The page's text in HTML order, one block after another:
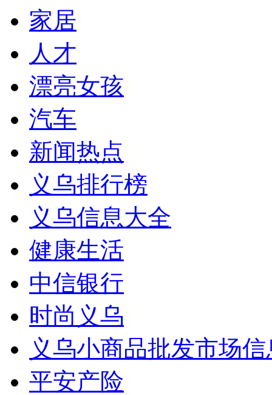
家居
人才
漂亮女孩
汽车
新闻热点
义乌排行榜
义乌信息大全
健康生活
中信银行
时尚义乌
义乌小商品批发市场
平安产险